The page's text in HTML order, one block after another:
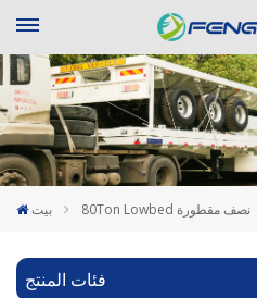
بيت 80Ton Lowbed نصف مقطورة
فئات المنتج